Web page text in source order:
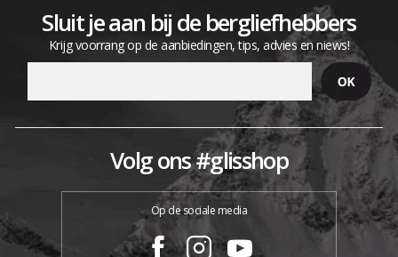
Sluit je aan bij de bergliefhebbers
Krijg voorrang op de aanbiedingen, tips, advies en niews!
Volg ons #glisshop
Op de sociale media